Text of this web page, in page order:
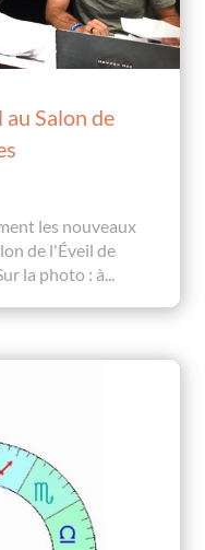
au Salon de
les nouveaux
de l'Éveil de
la photo : à...